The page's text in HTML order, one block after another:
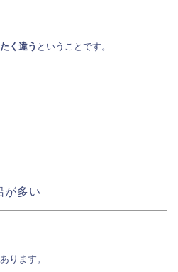
く違う ということです。
が多い
ります。